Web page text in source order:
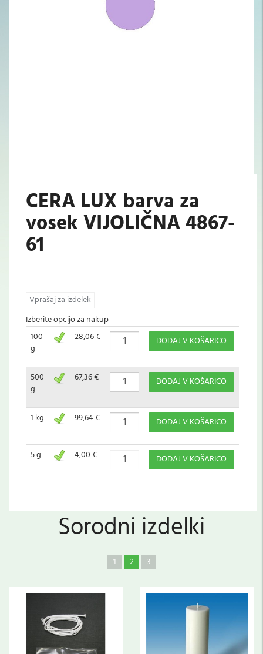
CERA LUX barva za
vosek VIJOLIČNA 4867-
61
Vprašaj za izdelek
Izberite opcijo za nakup
100
g
28,06 € DODAJ V KOŠARICO
500
g
67,36 € DODAJ V KOŠARICO
1 kg 99,64 € DODAJ V KOŠARICO
5 g 4,00 € DODAJ V KOŠARICO
Sorodni izdelki
1 2 3